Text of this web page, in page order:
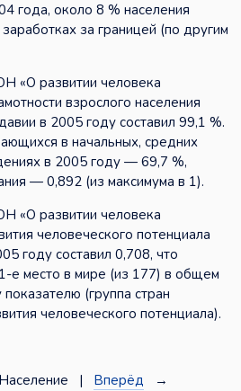
года, около 8 % населения
за границей (по другим
«О развитии человека
взрослого населения
в 2005 году составил 99,1 %.
в начальных, средних
в 2005 году — 69,7 %,
— 0,892 (из максимума в 1).
«О развитии человека
человеческого потенциала
году составил 0,708, что
е место в мире (из 177) в общем
(группа стран
человеческого потенциала).
| Вперёд →